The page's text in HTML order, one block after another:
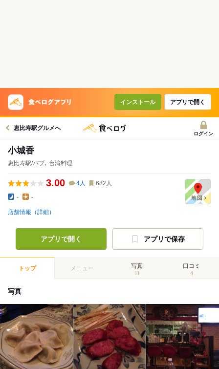
インストール アプリで開く
恵比寿駅グルメへ
ログイン
小城香
恵比寿駅/パブ､ 台湾料理
3.00 4人 682 人
- -
店舗情報（詳細）
アプリで開く アプリで保存
トップ メニュー 写真
11
口コミ
4
写真